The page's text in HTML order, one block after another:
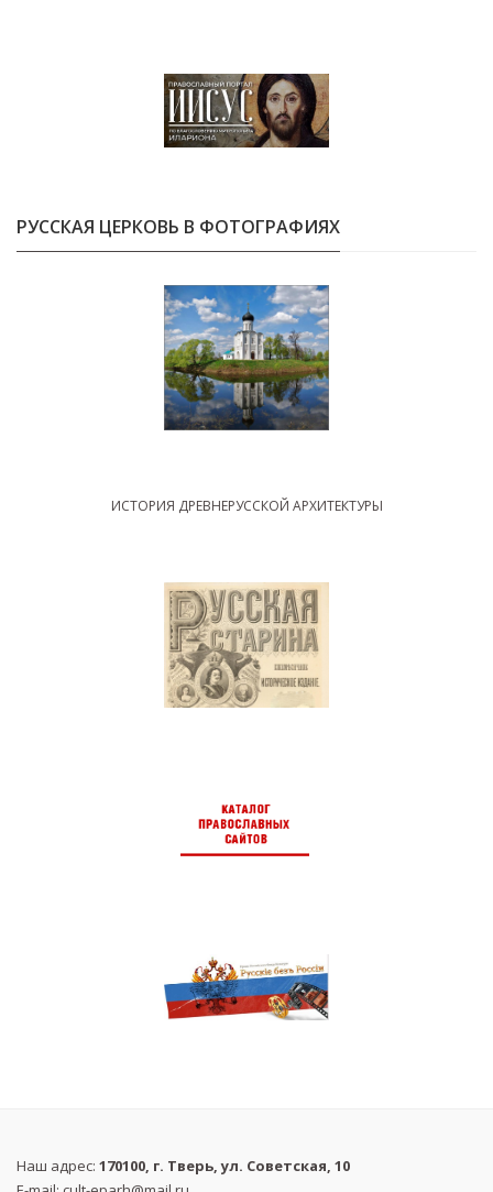
РУССКАЯ ЦЕРКОВЬ В ФОТОГРАФИЯХ
ИСТОРИЯ ДРЕВНЕРУССКОЙ АРХИТЕКТУРЫ
Наш адрес: 170100, г. Тверь, ул. Советская, 10